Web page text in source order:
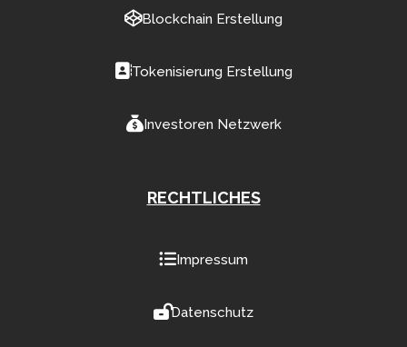
Blockchain Erstellung
Tokenisierung Erstellung
Investoren Netzwerk
RECHTLICHES
Impressum
Datenschutz